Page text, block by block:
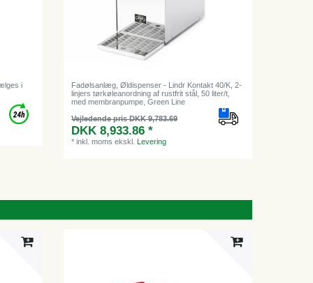
i
Fadølsanlæg, Øldispenser - Lindr Kontakt 40/K, 2-
linjers tørkøleanordning af rustfrit stål, 50 liter/t,
med membranpumpe, Green Line
Vejledende pris DKK 9,783.69
DKK 8,933.86 *
*inkl. moms ekskl.Levering